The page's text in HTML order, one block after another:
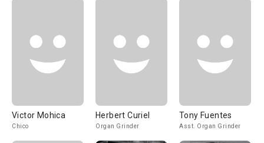
Victor Mohica
Chico
Herbert Curiel
Organ Grinder
Tony Fuentes
Asst. Organ Grinder